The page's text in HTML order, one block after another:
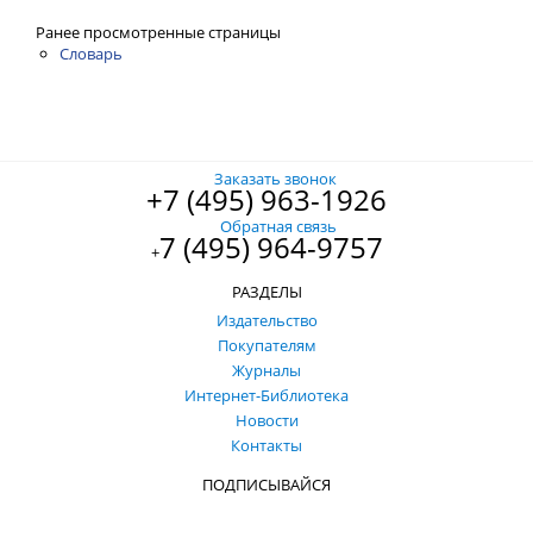
Ранее просмотренные страницы
Словарь
Заказать звонок
+7 (495) 963-1926
Обратная связь
+7 (495) 964-9757
РАЗДЕЛЫ
Издательство
Покупателям
Журналы
Интернет-Библиотека
Новости
Контакты
ПОДПИСЫВАЙСЯ